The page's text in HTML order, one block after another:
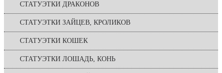
СТАТУЭТКИ ДРАКОНОВ
СТАТУЭТКИ ЗАЙЦЕВ, КРОЛИКОВ
СТАТУЭТКИ КОШЕК
СТАТУЭТКИ ЛОШАДЬ, КОНЬ